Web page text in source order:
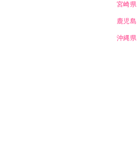
宮崎県
鹿児島
沖縄県